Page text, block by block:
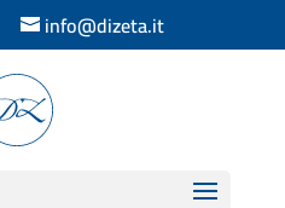
info@dizeta.it